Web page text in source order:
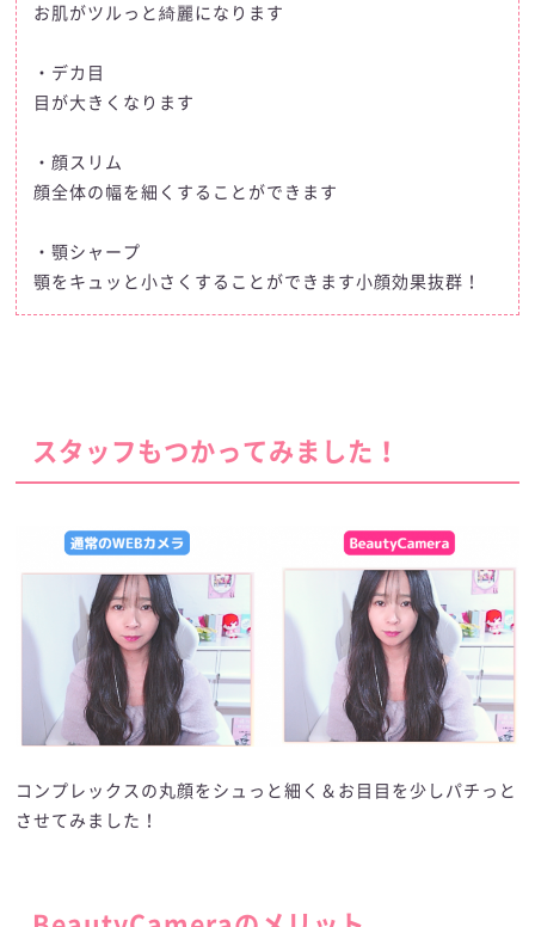
お肌がツルっと綺麗になります
・デカ目
目が大きくなります
・顔スリム
顔全体の幅を細くすることができます
・顎シャープ
顎をキュッと小さくすることができます小顔効果抜群！
スタッフもつかってみました！
コンプレックスの丸顔をシュっと細く＆お目目を少しパチっと
させてみました！